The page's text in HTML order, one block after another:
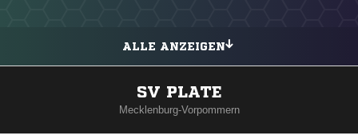
ALLE ANZEIGEN
SV PLATE
Mecklenburg-Vorpommern